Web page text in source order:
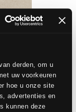
derden, om u
uw voorkeuren
hoe u onze site
advertenties en
kunnen deze